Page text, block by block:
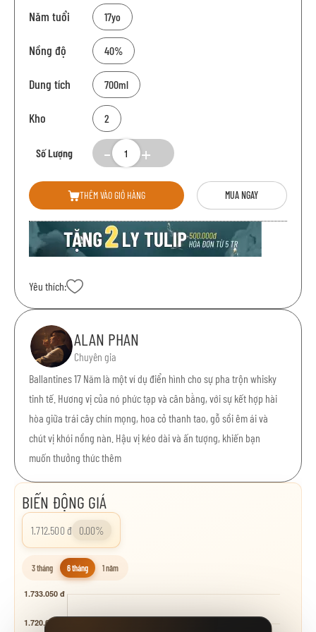
Năm tuổi 17yo
Nồng độ 40%
Dung tích 700ml
Kho 2
Số Lượng
THÊM VÀO GIỎ HÀNG MUA NGAY
Yêu thích:
ALAN PHAN
Chuyên gia
Ballantines 17 Năm là một ví dụ điển hình cho sự pha trộn whisky
tinh tế. Hương vị của nó phức tạp và cân bằng, với sự kết hợp hài
hòa giữa trái cây chín mọng, hoa cỏ thanh tao, gỗ sồi êm ái và
chút vị khói nồng nàn. Hậu vị kéo dài và ấn tượng, khiến bạn
muốn thưởng thức thêm
BIẾN ĐỘNG GIÁ
1.712.500 đ 0.00%
3 tháng 6 tháng 1 năm